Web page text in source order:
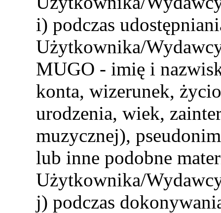
i) podczas
Użytkownika/
MUGO - imię i
konta, wizerunek,
urodzenia, wiek,
muzycznej),
lub inne podobne
Użytkownika/
j) podczas